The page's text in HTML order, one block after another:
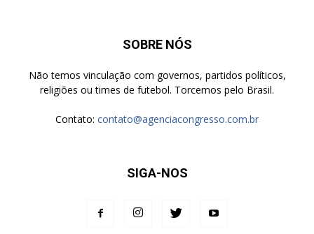
SOBRE NÓS
Não temos vinculação com governos, partidos políticos,
religiões ou times de futebol. Torcemos pelo Brasil.
Contato: contato@agenciacongresso.com.br
SIGA-NOS